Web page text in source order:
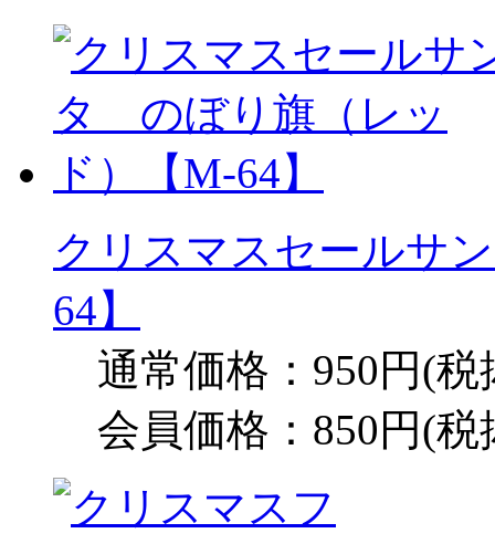
クリスマスセールサ
64】
通常価格：950円(税
会員価格：850円(税